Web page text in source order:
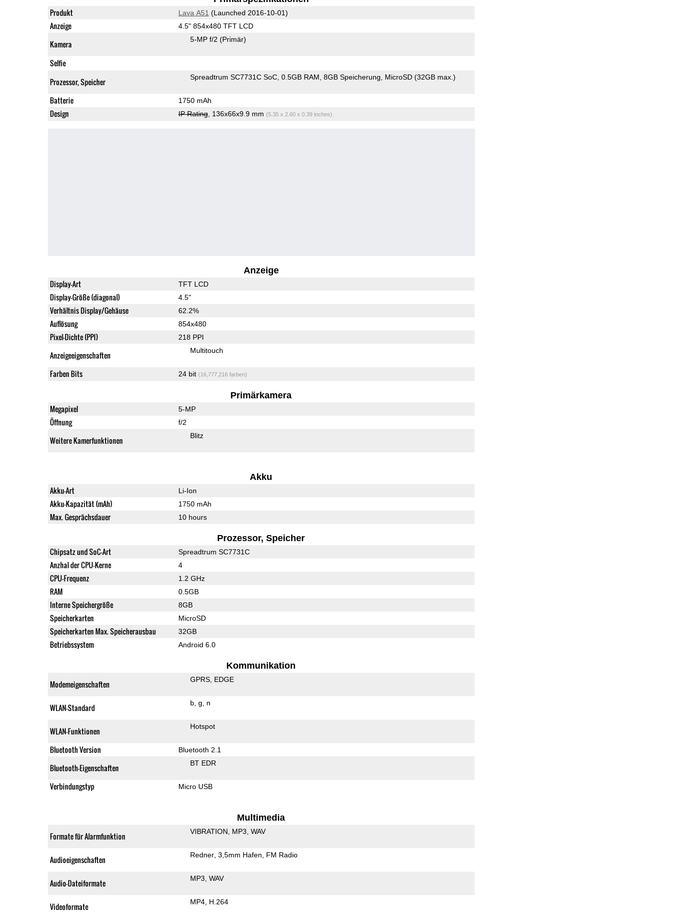
Produkt Lava A51 (Launched 2016-10-01)
Anzeige 4.5" 854x480 TFT LCD
Kamera 5-MP f/2 (Primär)
Selfie
Prozessor, Speicher
Spreadtrum SC7731C SoC 0.5GB RAM 8GB Speicherung MicroSD (32GB max.)
Batterie 1750 mAh
Design IP Rating, 136x66x9.9 mm (5.35 x 2.60 x 0.39 inches)
Anzeige
Display-Art TFT LCD
Display-Größe (diagonal) 4.5"
Verhältnis Display/Gehäuse 62.2%
Auflösung 854x480
Pixel-Dichte (PPI) 218 PPI
Anzeigeeigenschaften Multitouch
Farben Bits 24 bit (16,777,216 farben)
Primärkamera
Megapixel 5-MP
Öffnung f/2
Weitere Kamerfunktionen Blitz
Akku
Akku-Art Li-Ion
Akku-Kapazität (mAh) 1750 mAh
Max. Gesprächsdauer 10 hours
Prozessor, Speicher
Chipsatz und SoC-Art Spreadtrum SC7731C
Anzhal der CPU-Kerne 4
CPU-Frequenz 1.2 GHz
RAM 0.5GB
Interne Speichergröße 8GB
Speicherkarten MicroSD
Speicherkarten Max. Speicherausbau 32GB
Betriebssystem Android 6.0
Kommunikation
Modemeigenschaften GPRS EDGE
WLAN-Standard b g n
WLAN-Funktionen Hotspot
Bluetooth Version Bluetooth 2.1
Bluetooth-Eigenschaften BT EDR
Verbindungstyp Micro USB
Multimedia
Formate für Alarmfunktion VIBRATION MP3 WAV
Audioeigenschaften Redner 3,5mm Hafen FM Radio
Audio-Dateiformate MP3 WAV
Videoformate MP4 H.264